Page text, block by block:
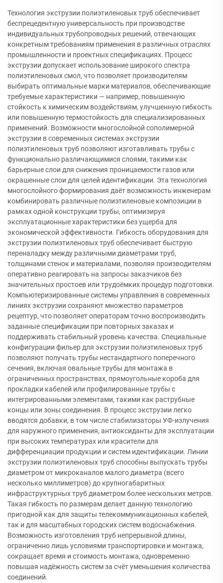
Технология экструзии полиэтиленовых труб обеспечивает
беспрецедентную универсальность при производстве
индивидуальных трубопроводных решений, отвечающих
конкретным требованиям применения в различных отраслях
промышленности и проектных спецификациях. Процесс
экструзии допускает использование широкого спектра
полиэтиленовых смол, что позволяет производителям
выбирать оптимальные марки материалов, обеспечивающие
требуемые характеристики — например, повышенную
стойкость к химическим воздействиям, улучшенную гибкость
или повышенную термостойкость для специализированных
применений. Возможности многослойной сополимерной
экструзии в современных системах экструзии
полиэтиленовых труб позволяют изготавливать трубы с
функционально различающимися слоями, такими как
барьерные слои для снижения проницаемости газов или
окрашенные слои для целей идентификации. Эта технология
многослойного формирования даёт возможность инженерам
комбинировать различные полиэтиленовые композиции в
рамках одной конструкции трубы, оптимизируя
эксплуатационные характеристики без ущерба для
экономической эффективности. Гибкость оборудования для
экструзии полиэтиленовых труб обеспечивает быструю
переналадку между различными диаметрами труб,
толщинами стенок и материалами, позволяя производителям
оперативно реагировать на запросы заказчиков без
значительных простоев или трудоёмких процедур подготовки.
Компьютеризированные системы управления в современных
линиях экструзии сохраняют множество параметров
рецептур, что позволяет операторам точно воспроизводить
заданные спецификации при повторных заказах и
поддерживать стабильный уровень качества. Специальные
конфигурации фильер для экструзии полиэтиленовых труб
позволяют получать трубы нестандартного поперечного
сечения, включая овальные трубы для монтажа в
ограниченных пространствах, прямоугольные короба для
прокладки кабелей или профилированные трубы с
интегрированными элементами, такими как раструбные
концы или зоны соединения. В процесс экструзии легко
вводятся добавки, в том числе стабилизаторы УФ-излучения
для наружного применения, антиоксиданты для эксплуатации
при высоких температурах или красители для
дифференциации продукции и систем идентификации. Линии
экструзии полиэтиленовых труб способны выпускать трубы
диаметром от микроканалов малого диаметра (всего
несколько миллиметров) до крупногабаритных
инфраструктурных труб диаметром более нескольких метров.
Такая гибкость по размерам делает данную технологию
пригодной как для защиты телекоммуникационных кабелей,
так и для масштабных городских систем водоснабжения.
Возможность изготовления труб непрерывной длины,
ограниченно лишь условиями транспортировки и монтажа,
сокращает время и стоимость монтажа, одновременно
повышая надёжность систем за счёт уменьшения количества
соединений.